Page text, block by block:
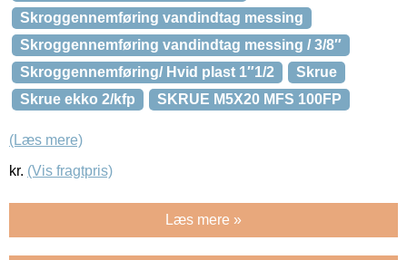
Skroggennemføring vandindtag messing
Skroggennemføring vandindtag messing / 3/8″
Skroggennemføring/ Hvid plast 1″1/2
Skrue
Skrue ekko 2/kfp
SKRUE M5X20 MFS 100FP
(Læs mere)
kr. (Vis fragtpris)
Læs mere »